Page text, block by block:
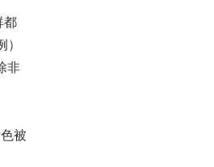
都
非
被